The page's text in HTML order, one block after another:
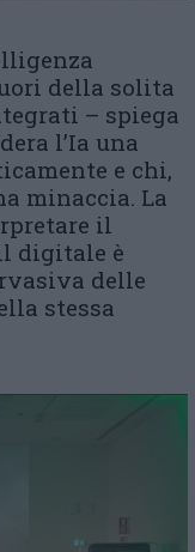
della solita
– spiega
l’Ia una
e chi,
minaccia. La
il
digitale è
delle
stessa